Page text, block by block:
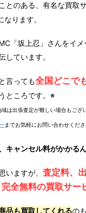
とのある、有名な買取
なります。
「坂上忍」さんをイ
しています。
言っても全国どこで
ところです。※
は出張査定が難しい場合もござ
までお気軽にお問い合わせくださ
キャンセル料がかかる
いますが、 査定料、
全無料の買取サー
品も買取してくれるの